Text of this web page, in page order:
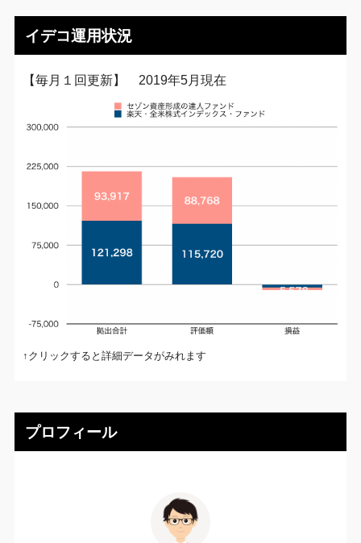
イデコ運用状況
【毎月１回更新】 2019年5月現在
↑クリックすると詳細データがみれます
プロフィール